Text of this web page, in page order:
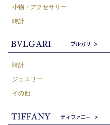
小物・アクセサリー
時計
時計
ジュエリー
その他